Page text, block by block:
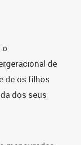
o
de
de os filhos
dos seus